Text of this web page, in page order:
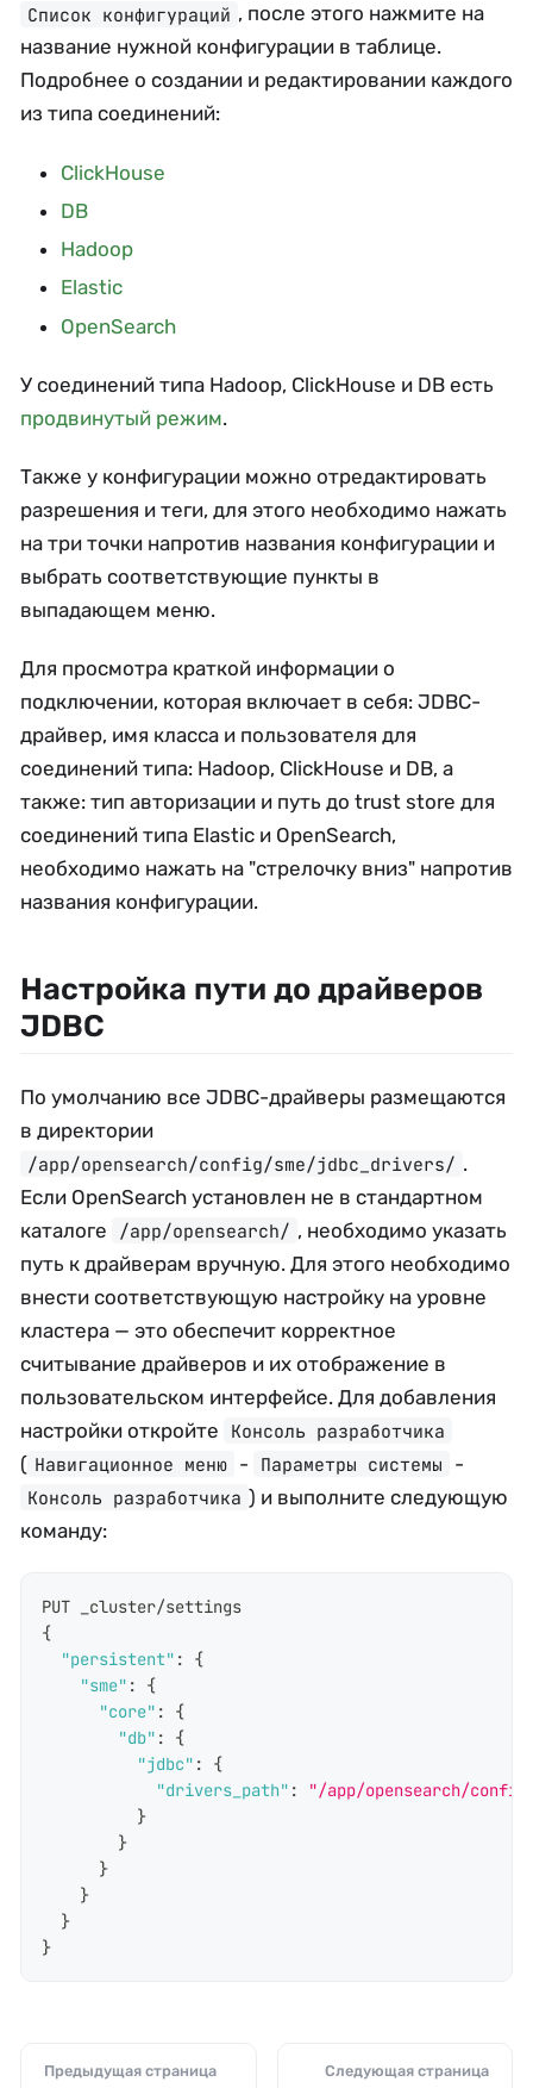
Список конфигураций , после этого нажмите на
название нужной конфигурации в таблице.
Подробнее о создании и редактировании каждого
из типа соединений:
ClickHouse
DB
Hadoop
Elastic
OpenSearch
У соединений типа Hadoop, ClickHouse и DB есть
продвинутый режим.
Также у конфигурации можно отредактировать
разрешения и теги, для этого необходимо нажать
на три точки напротив названия конфигурации и
выбрать соответствующие пункты в
выпадающем меню.
Для просмотра краткой информации о
подключении, которая включает в себя: JDBC-
драйвер, имя класса и пользователя для
соединений типа: Hadoop, ClickHouse и DB, а
также: тип авторизации и путь до trust store для
соединений типа Elastic и OpenSearch,
необходимо нажать на "стрелочку вниз" напротив
названия конфигурации.
Настройка пути до драйверов
JDBC
По умолчанию все JDBC-драйверы размещаются
в директории
/app/opensearch/config/sme/jdbc_drivers/ .
Если OpenSearch установлен не в стандартном
каталоге
/app/opensearch/ , необходимо указать
путь к драйверам вручную. Для этого необходимо
внести соответствующую настройку на уровне
кластера — это обеспечит корректное
считывание драйверов и их отображение в
пользовательском интерфейсе. Для добавления
настройки откройте
Консоль разработчика
( Навигационное меню - Параметры системы -
Консоль разработчика ) и выполните следующую
команду:
PUT _cluster/settings
{
"persistent" :
{
"sme" :
{
"core" :
{
"db" :
{
"jdbc" :
{
"drivers_path" :
"/app/opensearch/
}
}
}
}
}
}
Предыдущая страница Следующая страница